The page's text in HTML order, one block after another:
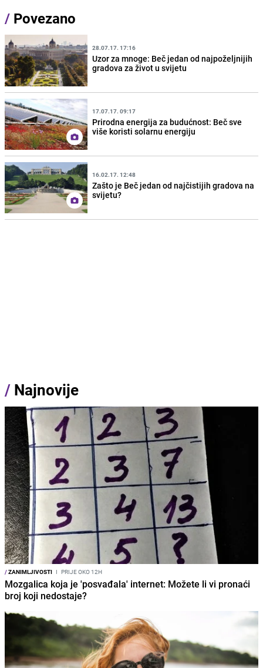
/ Povezano
28.07.17. 17:16
Uzor za mnoge: Beč jedan od najpoželjnijih
gradova za život u svijetu
17.07.17. 09:17
Prirodna energija za budućnost: Beč sve
više koristi solarnu energiju
16.02.17. 12:48
Zašto je Beč jedan od najčistijih gradova na
svijetu?
/ Najnovije
/ZANIMLJIVOSTI I PRIJE OKO 12H
Mozgalica koja je 'posvađala' internet: Možete li vi pronaći
broj koji nedostaje?